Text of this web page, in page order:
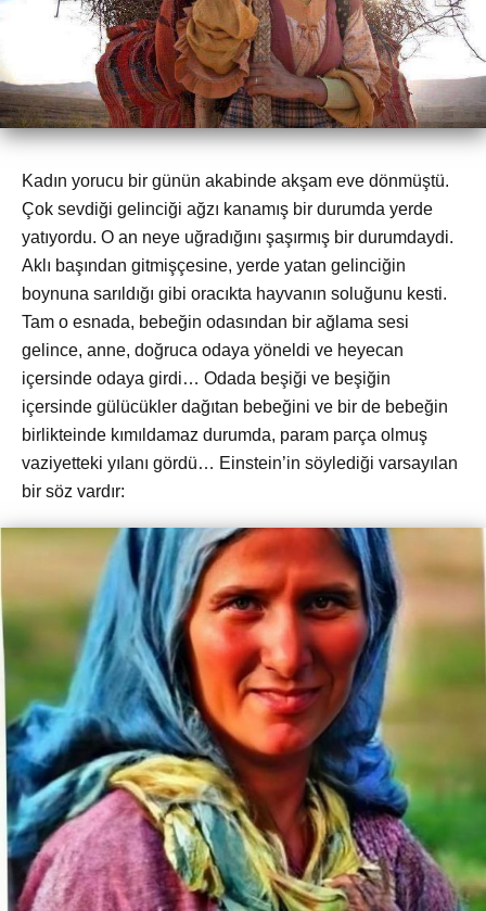
Kadın yorucu bir günün akabinde akşam eve dönmüştü.
Çok sevdiği gelinciği ağzı kanamış bir durumda yerde
yatıyordu. O an neye uğradığını şaşırmış bir durumdaydi.
Aklı başından gitmişçesine, yerde yatan gelinciğin
boynuna sarıldığı gibi oracıkta hayvanın soluğunu kesti.
Tam o esnada, bebeğin odasından bir ağlama sesi
gelince, anne, doğruca odaya yöneldi ve heyecan
içersinde odaya girdi… Odada beşiği ve beşiğin
içersinde gülücükler dağıtan bebeğini ve bir de bebeğin
birlikteinde kımıldamaz durumda, param parça olmuş
vaziyetteki yılanı gördü… Einstein’in söylediği varsayılan
bir söz vardır: